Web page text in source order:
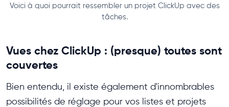
Voici à quoi pourrait ressembler un projet ClickUp avec des
tâches.
Vues chez ClickUp : (presque) toutes sont
couvertes
Bien entendu, il existe également d'innombrables
possibilités de réglage pour vos listes et projets